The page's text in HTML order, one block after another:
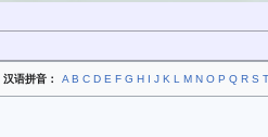
汉语拼音： A B C D E F G H I J K L M N O P Q R S T